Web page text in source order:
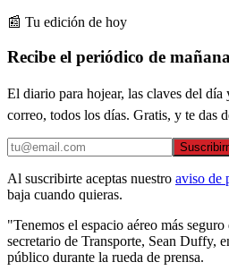
📰 Tu edición de hoy
Recibe el periódico de
El diario para hojear, las claves del
correo, todos los días. Gratis, y te das
Al suscribirte aceptas nuestro aviso de
baja cuando quieras.
"Tenemos el espacio aéreo más
secretario de Transporte, Sean Duffy,
público durante la rueda de prensa.